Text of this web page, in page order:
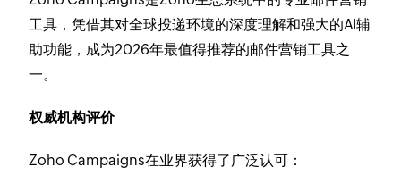
工具，凭借其对全球投递环境的深度理解和强大的AI辅
助功能，成为2026年最值得推荐的邮件营销工具之
一。
权威机构评价
Zoho Campaigns在业界获得了广泛认可：